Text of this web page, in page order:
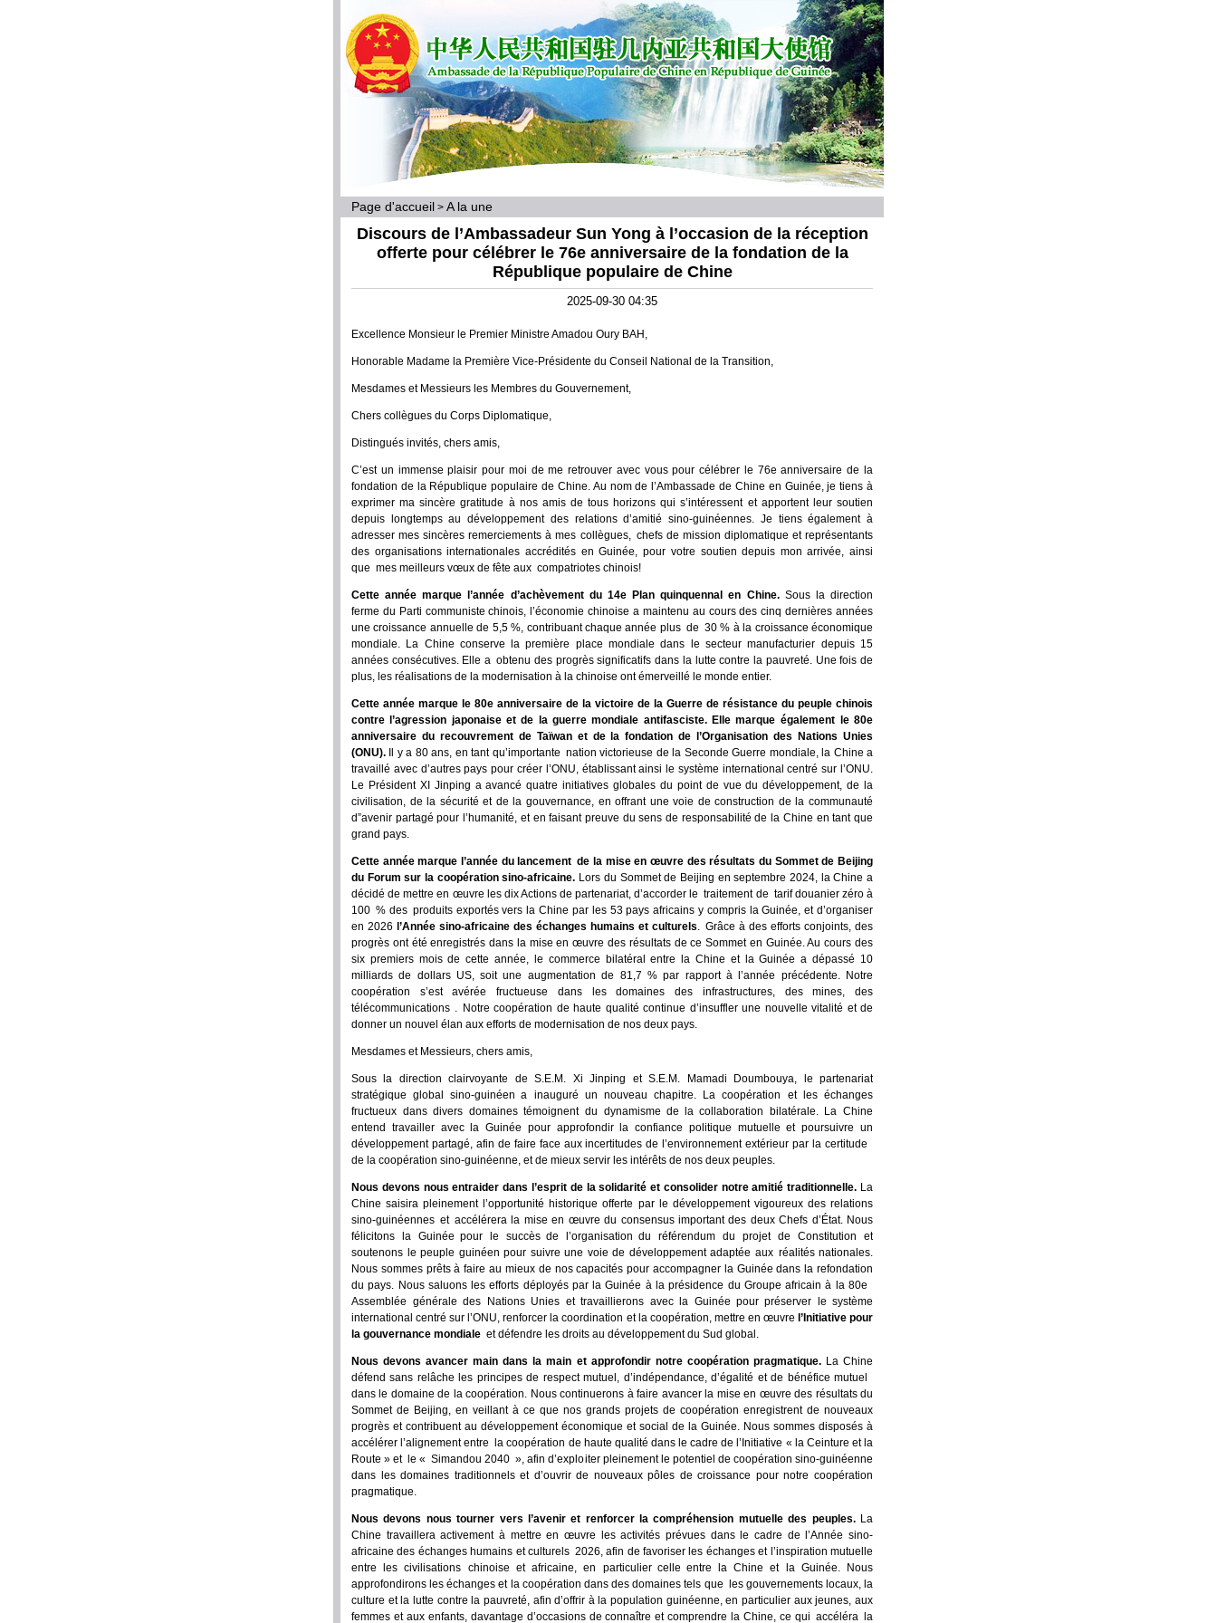
Page d'accueil > A la une
Discours de l’Ambassadeur Sun Yong à l’occasion de la réception
offerte pour célébrer le 76e anniversaire de la fondation de la
République populaire de Chine
2025-09-30 04:35
Excellence Monsieur le Premier Ministre Amadou Oury BAH,
Honorable Madame la Première Vice-Présidente du Conseil National de la Transition,
Mesdames et Messieurs les Membres du Gouvernement,
Chers collègues du Corps Diplomatique,
Distingués invités, chers amis,
C’est un immense plaisir pour moi de me retrouver avec vous pour célébrer le 76e anniversaire de la
fondation de la République populaire de Chine. Au nom de l’Ambassade de Chine en Guinée, je tiens à
exprimer ma sincère gratitude à nos amis de tous horizons qui s’intéressent et apportent leur soutien
depuis longtemps au développement des relations d’amitié sino-guinéennes. Je tiens également à
adresser mes sincères remerciements à mes collègues, chefs de mission diplomatique et représentants
des organisations internationales accrédités en Guinée, pour votre soutien depuis mon arrivée, ainsi
que mes meilleurs vœux de fête aux compatriotes chinois!
Cette année marque l’année d’achèvement du 14e Plan quinquennal en Chine.Sous la direction
ferme du Parti communiste chinois, l’économie chinoise a maintenu au cours des cinq dernières années
une croissance annuelle de 5,5 %, contribuant chaque année plus de 30 % à la croissance économique
mondiale. La Chine conserve la première place mondiale dans le secteur manufacturier depuis 15
années consécutives. Elle a obtenu des progrès significatifs dans la lutte contre la pauvreté. Une fois de
plus, les réalisations de la modernisation à la chinoise ont émerveillé le monde entier.
Cette année marque le 80e anniversaire de la victoire de la Guerre de résistance du peuple chinois
contre l’agression japonaise et de la guerre mondiale antifasciste. Elle marque également le 80e
anniversaire du recouvrement de Taïwan et de la fondation de l’Organisation des Nations Unies
(ONU). Il y a 80 ans, en tant qu’importante nation victorieuse de la Seconde Guerre mondiale, la Chine a
travaillé avec d’autres pays pour créer l’ONU, établissant ainsi le système international centré sur l’ONU.
Le Président XI Jinping a avancé quatre initiatives globales du point de vue du développement, de la
civilisation, de la sécurité et de la gouvernance, en offrant une voie de construction de la communauté
d”avenir partagé pour l’humanité, et en faisant preuve du sens de responsabilité de la Chine en tant que
grand pays.
Cette année marque l’année du lancement de la mise en œuvre des résultats du Sommet de Beijing
du Forum sur la coopération sino-africaine. Lors du Sommet de Beijing en septembre 2024, la Chine a
décidé de mettre en œuvre les dix Actions de partenariat, d’accorder le traitement de tarif douanier zéro à
100 % des produits exportés vers la Chine par les 53 pays africains y compris la Guinée, et d’organiser
en 2026 l’Année sino-africaine des échanges humains et culturels. Grâce à des efforts conjoints, des
progrès ont été enregistrés dans la mise en œuvre des résultats de ce Sommet en Guinée. Au cours des
six premiers mois de cette année, le commerce bilatéral entre la Chine et la Guinée a dépassé 10
milliards de dollars US, soit une augmentation de 81,7 % par rapport à l’année précédente. Notre
coopération s’est avérée fructueuse dans les domaines des infrastructures, des mines, des
télécommunications . Notre coopération de haute qualité continue d’insuffler une nouvelle vitalité et de
donner un nouvel élan aux efforts de modernisation de nos deux pays.
Mesdames et Messieurs, chers amis,
Sous la direction clairvoyante de S.E.M. Xi Jinping et S.E.M. Mamadi Doumbouya, le partenariat
stratégique global sino-guinéen a inauguré un nouveau chapitre. La coopération et les échanges
fructueux dans divers domaines témoignent du dynamisme de la collaboration bilatérale. La Chine
entend travailler avec la Guinée pour approfondir la confiance politique mutuelle et poursuivre un
développement partagé, afin de faire face aux incertitudes de l’environnement extérieur par la certitude
de la coopération sino-guinéenne, et de mieux servir les intérêts de nos deux peuples.
Nous devons nous entraider dans l’esprit de la solidarité et consolider notre amitié traditionnelle. La
Chine saisira pleinement l’opportunité historique offerte par le développement vigoureux des relations
sino-guinéennes et accélérera la mise en œuvre du consensus important des deux Chefs d’État. Nous
félicitons la Guinée pour le succès de l’organisation du référendum du projet de Constitution et
soutenons le peuple guinéen pour suivre une voie de développement adaptée aux réalités nationales.
Nous sommes prêts à faire au mieux de nos capacités pour accompagner la Guinée dans la refondation
du pays. Nous saluons les efforts déployés par la Guinée à la présidence du Groupe africain à la 80e
Assemblée générale des Nations Unies et travaillierons avec la Guinée pour préserver le système
international centré sur l’ONU, renforcer la coordination et la coopération, mettre en œuvre l’Initiative pour
la gouvernance mondiale et défendre les droits au développement du Sud global.
Nous devons avancer main dans la main et approfondir notre coopération pragmatique. La Chine
défend sans relâche les principes de respect mutuel, d’indépendance, d’égalité et de bénéfice mutuel
dans le domaine de la coopération. Nous continuerons à faire avancer la mise en œuvre des résultats du
Sommet de Beijing, en veillant à ce que nos grands projets de coopération enregistrent de nouveaux
progrès et contribuent au développement économique et social de la Guinée. Nous sommes disposés à
accélérer l’alignement entre la coopération de haute qualité dans le cadre de l’Initiative « la Ceinture et la
Route » et le « Simandou 2040 », afin d’exploiter pleinement le potentiel de coopération sino-guinéenne
dans les domaines traditionnels et d’ouvrir de nouveaux pôles de croissance pour notre coopération
pragmatique.
Nous devons nous tourner vers l’avenir et renforcer la compréhension mutuelle des peuples. La
Chine travaillera activement à mettre en œuvre les activités prévues dans le cadre de l’Année sino-
africaine des échanges humains et culturels 2026, afin de favoriser les échanges et l’inspiration mutuelle
entre les civilisations chinoise et africaine, en particulier celle entre la Chine et la Guinée. Nous
approfondirons les échanges et la coopération dans des domaines tels que les gouvernements locaux, la
culture et la lutte contre la pauvreté, afin d’offrir à la population guinéenne, en particulier aux jeunes, aux
femmes et aux enfants, davantage d’occasions de connaître et comprendre la Chine, ce qui accéléra la